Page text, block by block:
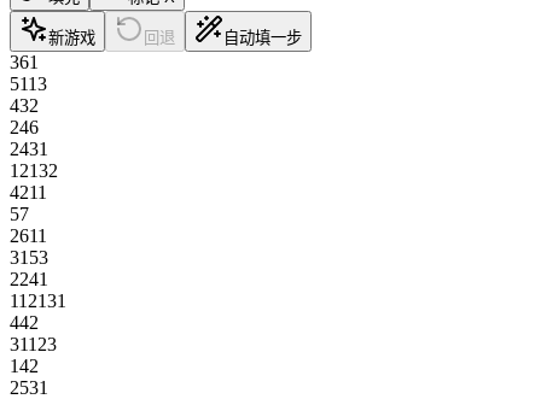
新游戏 回退 自动填一步
361
5113
432
246
2431
1 2132
4211
57
2611
31 53
2241
11 2131
442
311 23
142
2531